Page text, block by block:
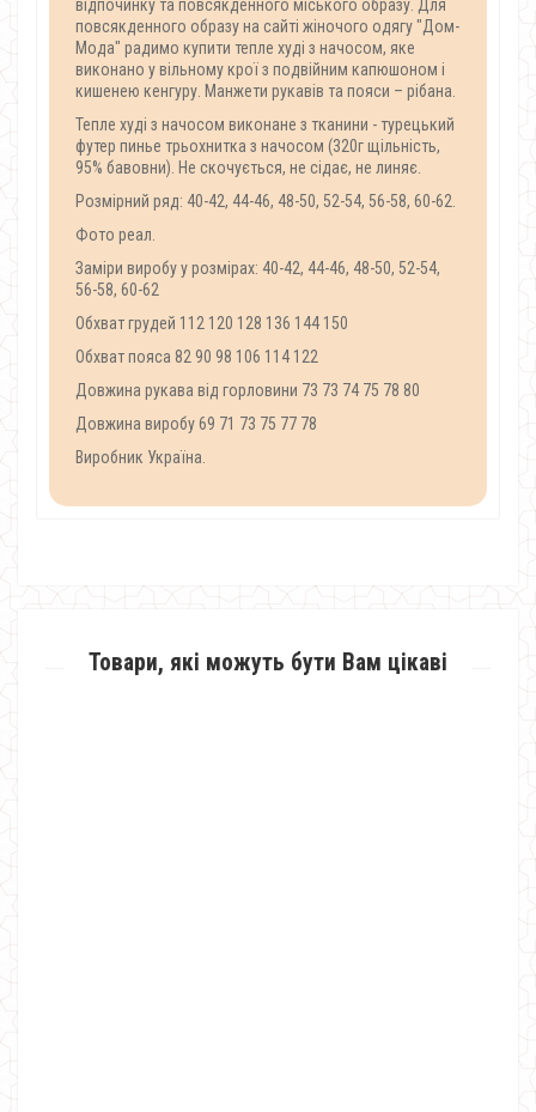
відпочинку та повсякденного міського образу. Для
повсякденного образу на сайті жіночого одягу "Дом-
Мода" радимо купити тепле худі з начосом, яке
виконано у вільному крої з подвійним капюшоном і
кишенею кенгуру. Манжети рукавів та пояси – рібана.
Тепле худі з начосом виконане з тканини - турецький
футер пинье трьохнитка з начосом (320г щільність,
95% бавовни). Не скочується, не сідає, не линяє.
Розмірний ряд: 40-42, 44-46, 48-50, 52-54, 56-58, 60-62.
Фото реал.
Заміри виробу у розмірах: 40-42, 44-46, 48-50, 52-54,
56-58, 60-62
Обхват грудей 112 120 128 136 144 150
Обхват пояса 82 90 98 106 114 122
Довжина рукава від горловини 73 73 74 75 78 80
Довжина виробу 69 71 73 75 77 78
Виробник Україна.
Товари, які можуть бути Вам цікаві